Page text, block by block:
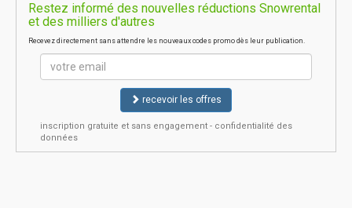
Restez informé des nouvelles réductions Snowrental
et des milliers d'autres
Recevez directement sans attendre les nouveaux codes promo dès leur publication.
recevoir les offres
inscription gratuite et sans engagement - confidentialité des
données